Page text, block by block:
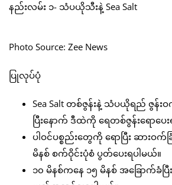
နည်းလမ်း ၁- သံပယိုသီးနဲ့ Sea Salt
Photo Source: Zee News
ပြုလုပ်ပုံ
Sea Salt တစ်ဇွန်းနဲ့ သံပယိုရည် ဇွန်း
ပြီးနောက် ဒီထဲကို ရေတစ်ဇွန်းရောပေး
ပါဝင်ပစ္စည်းတွေကို ရောပြီး ဆားဝက်
မိနစ် စက်ဝိုင်းပုံစံ ပွတ်ပေးရပါမယ်။
၁၀ မိနစ်ကနေ ၁၅ မိနစ် အခြောက်ခံပြီး